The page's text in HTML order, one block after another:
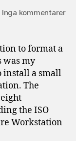
Inga kommentarertill
to format a
was my
install a small
The
the ISO
Workstation